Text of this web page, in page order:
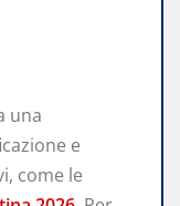
una
e
come le